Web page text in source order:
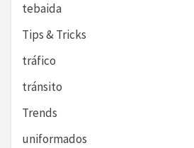
tebaida
Tips & Tricks
tráfico
tránsito
Trends
uniformados